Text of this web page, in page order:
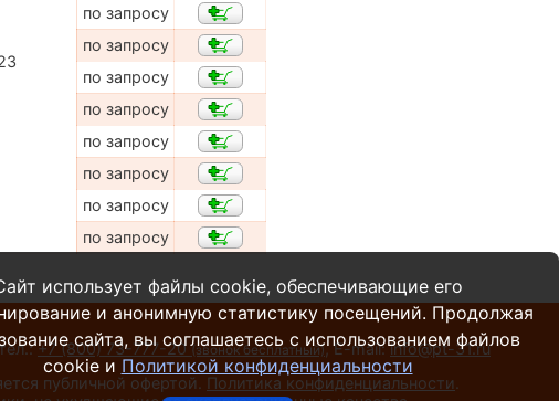
по запросу
по запросу
по запросу
по запросу
по запросу
по запросу
по запросу
по запросу
+7 (800) 73-777-20(звонок бесплатный),E-mail:info@pt-31.ru
публичной офертой. Политика конфиденциальности
использует файлы cookie, обеспечивающие его
и анонимную статистику посещений. Продолжая
сайта, вы соглашаетесь с использованием файлов
cookie и Политикой конфиденциальности